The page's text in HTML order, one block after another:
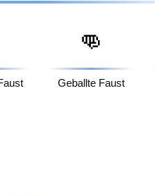
👊
Geballte Faust